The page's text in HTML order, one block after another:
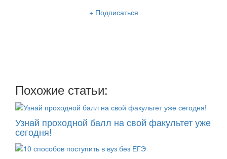
+ Подписаться
Похожие статьи:
Узнай проходной балл на свой факультет уже
сегодня!